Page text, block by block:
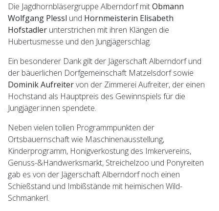
Die Jagdhornbläsergruppe Alberndorf mitObmann
Wolfgang Plessl und Hornmeisterin Elisabeth
Hofstadler unterstrichen mit ihren Klängen die
Hubertusmesse und den Jungjägerschlag.
Ein besonderer Dank gilt der Jägerschaft Alberndorf und
der bäuerlichen Dorfgemeinschaft Matzelsdorf sowie
Dominik Aufreitervon der Zimmerei Aufreiter, der einen
Hochstand als Hauptpreis des Gewinnspiels für die
Jungjäger:innen spendete.
Neben vielen tollen Programmpunkten der
Ortsbauernschaft wie Maschinenausstellung,
Kinderprogramm, Honigverkostung des Imkervereins,
Genuss-&Handwerksmarkt, Streichelzoo und Ponyreiten
gab es von der Jägerschaft Alberndorf noch einen
Schießstand und Imbißstände mit heimischen Wild-
Schmankerl.